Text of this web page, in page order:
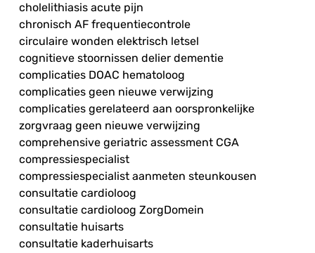
cholelithiasis acute pijn
chronisch AF frequentiecontrole
circulaire wonden elektrisch letsel
cognitieve stoornissen delier dementie
complicaties DOAC hematoloog
complicaties geen nieuwe verwijzing
complicaties gerelateerd aan oorspronkelijke
zorgvraag geen nieuwe verwijzing
comprehensive geriatric assessment CGA
compressiespecialist
compressiespecialist aanmeten steunkousen
consultatie cardioloog
consultatie cardioloog ZorgDomein
consultatie huisarts
consultatie kaderhuisarts